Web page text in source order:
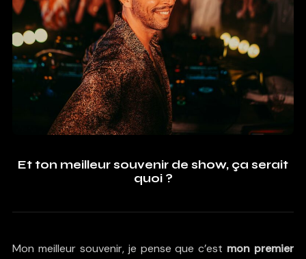
Et ton meilleur souvenir de show, ça serait
quoi ?
Mon meilleur souvenir, je pense que c’est mon premier